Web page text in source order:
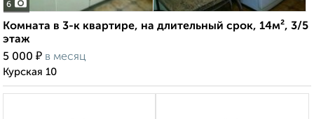
6
Комната в 3-к квартире, на длительный срок, 14м², 3/5
этаж
5 000 ₽ в месяц
Курская 10